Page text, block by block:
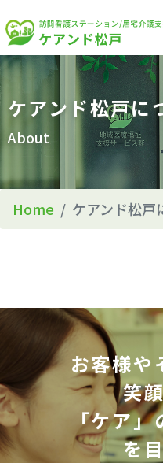
HOME
ケアンド松戸について
スタッフ紹介
ケアンド松戸に
About
Home ケアンド松戸
お客様や
笑
「ケア」
を